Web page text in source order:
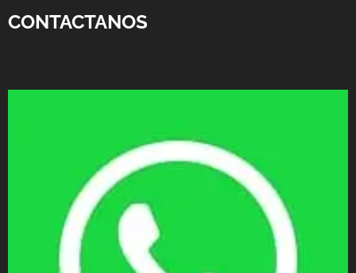
CONTACTANOS